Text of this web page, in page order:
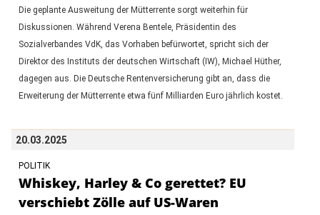
Die geplante Ausweitung der Mütterrente sorgt weiterhin für
Diskussionen. Während Verena Bentele, Präsidentin des
Sozialverbandes VdK, das Vorhaben befürwortet, spricht sich der
Direktor des Instituts der deutschen Wirtschaft (IW), Michael Hüther,
dagegen aus. Die Deutsche Rentenversicherung gibt an, dass die
Erweiterung der Mütterrente etwa fünf Milliarden Euro jährlich kostet.
20.03.2025
POLITIK
Whiskey, Harley & Co gerettet? EU
verschiebt Zölle auf US-Waren